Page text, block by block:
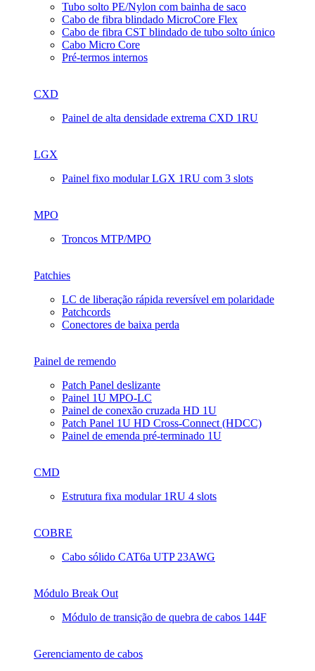
Tubo solto PE/Nylon com bainha de saco
Cabo de fibra blindado MicroCore Flex
Cabo de fibra CST blindado de tubo solto único
Cabo Micro Core
Pré-termos internos
CXD
Painel de alta densidade extrema CXD 1RU
LGX
Painel fixo modular LGX 1RU com 3 slots
MPO
Troncos MTP/MPO
Patchies
LC de liberação rápida reversível em polaridade
Patchcords
Conectores de baixa perda
Painel de remendo
Patch Panel deslizante
Painel 1U MPO-LC
Painel de conexão cruzada HD 1U
Patch Panel 1U HD Cross-Connect (HDCC)
Painel de emenda pré-terminado 1U
CMD
Estrutura fixa modular 1RU 4 slots
COBRE
Cabo sólido CAT6a UTP 23AWG
Módulo Break Out
Módulo de transição de quebra de cabos 144F
Gerenciamento de cabos